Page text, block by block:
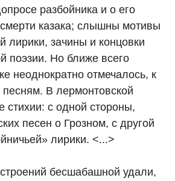
разбойника и о его
казака; слышны мотивы
лирики, зачины и концовки
поэзии. Но ближе всего
неоднократно отмечалось, к
В лермонтовской
стихии: с одной стороны,
песен о Грозном, с другой
лирики. <...>
бесшабашной удали,